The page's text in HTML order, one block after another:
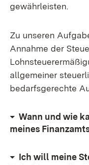
gewährleisten.
Zu unseren
Annahme der
allgemeiner
bedarfsgerechte
Wann und wie
meines
Ich will meine